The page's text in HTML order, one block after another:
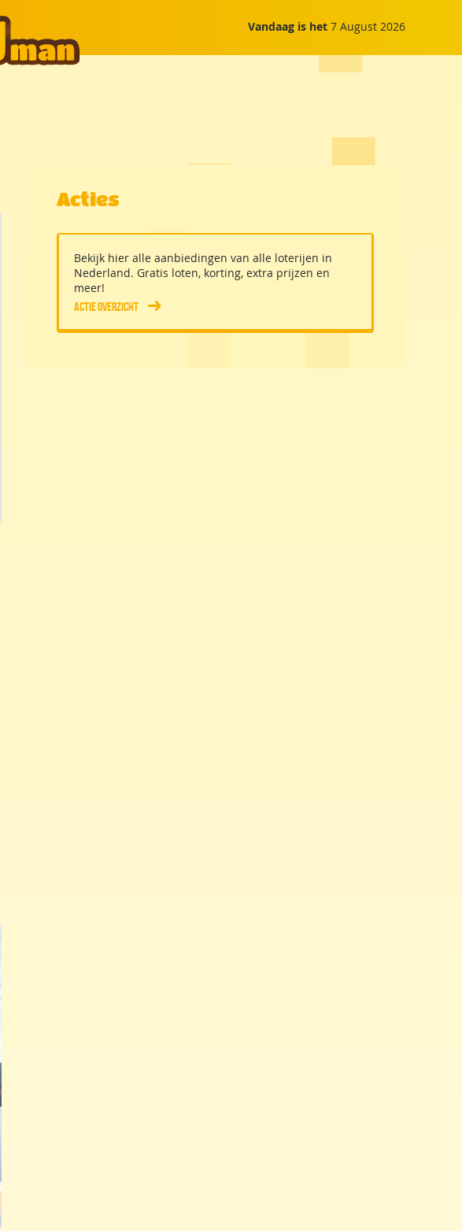
Vandaag is het 7 August 2026
Acties
Bekijk hier alle aanbiedingen van alle loterijen in
Nederland. Gratis loten, korting, extra prijzen en
meer!
Actie overzicht